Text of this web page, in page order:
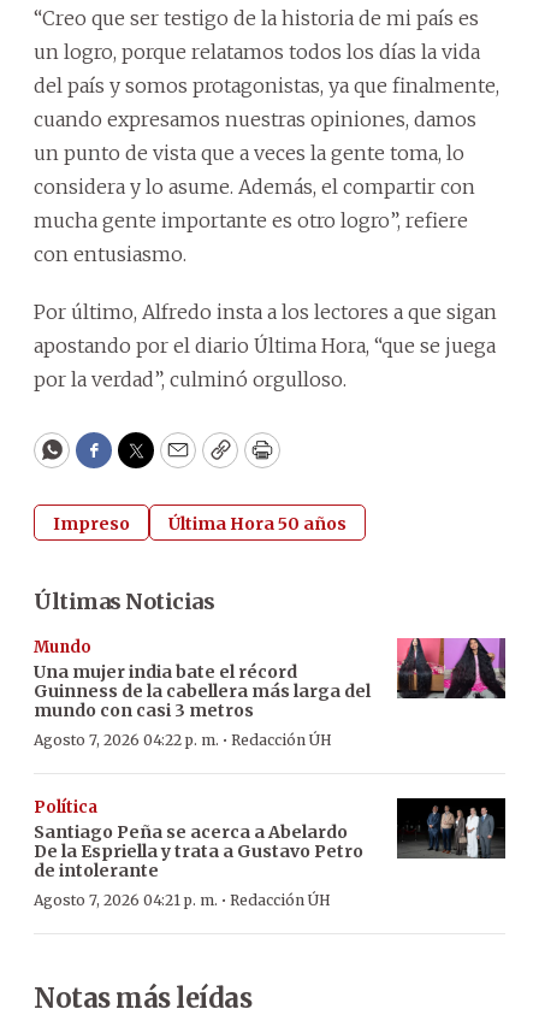
“Creo que ser testigo de la historia de mi país es
un logro, porque relatamos todos los días la vida
del país y somos protagonistas, ya que finalmente,
cuando expresamos nuestras opiniones, damos
un punto de vista que a veces la gente toma, lo
considera y lo asume. Además, el compartir con
mucha gente importante es otro logro”, refiere
con entusiasmo.
Por último, Alfredo insta a los lectores a que sigan
apostando por el diario Última Hora, “que se juega
por la verdad”, culminó orgulloso.
WhatsApp
Facebook
Twitter
EmailCopyPrint
Impreso Última Hora 50 años
Últimas Noticias
Mundo
Una mujer india bate el récord
Guinness de la cabellera más larga del
mundo con casi 3 metros
Agosto 7, 2026 04:22 p. m. · Redacción ÚH
Política
Santiago Peña se acerca a Abelardo
De la Espriella y trata a Gustavo Petro
de intolerante
Agosto 7, 2026 04:21 p. m. · Redacción ÚH
Notas más leídas